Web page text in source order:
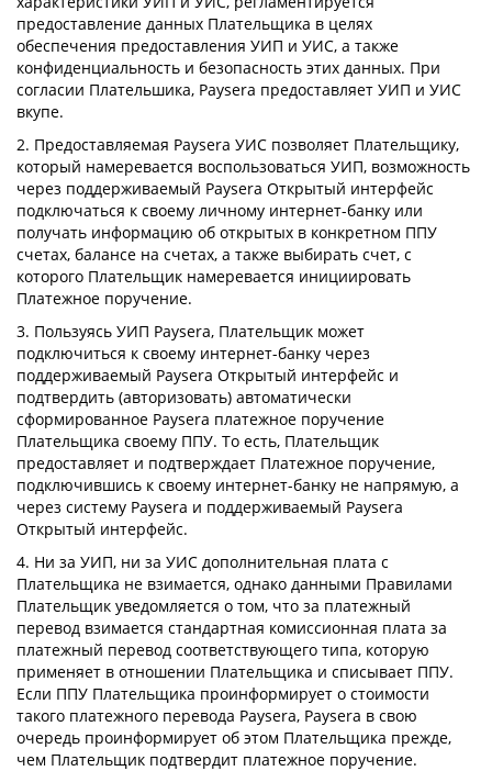
предоставление данных Плательщика в целях
обеспечения предоставления УИП и УИС, а также
конфиденциальность и безопасность этих данных. При
согласии Плательшика, Paysera предоставляет УИП и УИС
вкупе.
2. Предоставляемая Paysera УИС позволяет Плательщику,
который намеревается воспользоваться УИП, возможность
через поддерживаемый Paysera Открытый интерфейс
подключаться к своему личному интернет-банку или
получать информацию об открытых в конкретном ППУ
счетах, балансе на счетах, а также выбирать счет, с
которого Плательщик намеревается инициировать
Платежное поручение.
3. Пользуясь УИП Paysera, Плательщик может
подключиться к своему интернет-банку через
поддерживаемый Paysera Открытый интерфейс и
подтвердить (авторизовать) автоматически
сформированное Paysera платежное поручение
Плательщика своему ППУ. То есть, Плательщик
предоставляет и подтверждает Платежное поручение,
подключившись к своему интернет-банку не напрямую, а
через систему Paysera и поддерживаемый Paysera
Открытый интерфейс.
4. Ни за УИП, ни за УИС дополнительная плата с
Плательщика не взимается, однако данными Правилами
Плательщик уведомляется о том, что за платежный
перевод взимается стандартная комиссионная плата за
платежный перевод соответствующего типа, которую
применяет в отношении Плательщика и списывает ППУ.
Если ППУ Плательщика проинформирует о стоимости
такого платежного перевода Paysera, Paysera в свою
очередь проинформирует об этом Плательщика прежде,
чем Плательщик подтвердит платежное поручение.